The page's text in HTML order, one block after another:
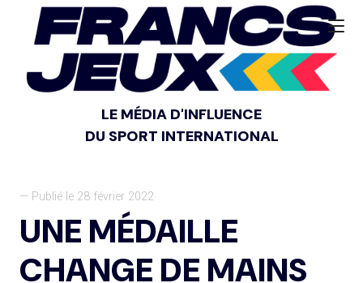
LE MÉDIA D'INFLUENCE
DU SPORT INTERNATIONAL
— Publié le 28 février 2022
UNE MÉDAILLE
CHANGE DE MAINS